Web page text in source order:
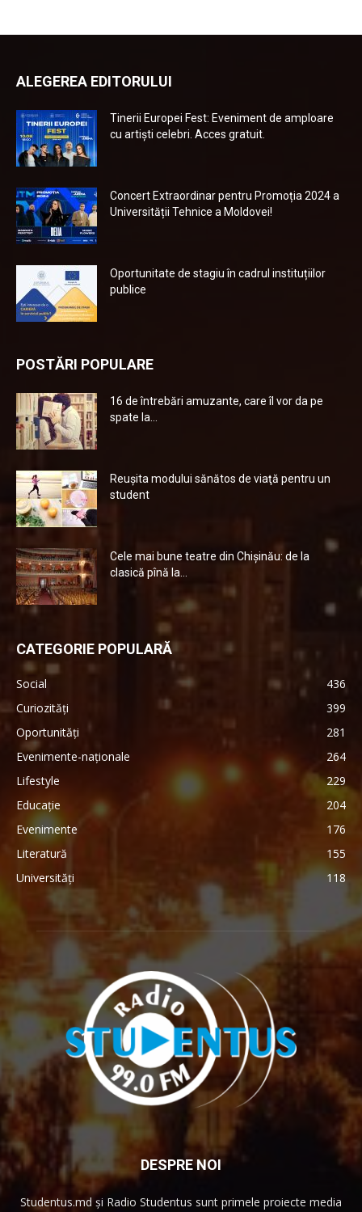
ALEGEREA EDITORULUI
Tinerii Europei Fest: Eveniment de amploare
cu artiști celebri. Acces gratuit.
Concert Extraordinar pentru Promoția 2024 a
Universității Tehnice a Moldovei!
Oportunitate de stagiu în cadrul instituțiilor
publice
POSTĂRI POPULARE
16 de întrebări amuzante, care îl vor da pe
spate la...
Reuşita modului sănătos de viaţă pentru un
student
Cele mai bune teatre din Chişinău: de la
clasică pînă la...
CATEGORIE POPULARĂ
Social
436
Curiozități
399
Oportunități
281
Evenimente-naționale
264
Lifestyle
229
Educație
204
Evenimente
176
Literatură
155
Universități
118
DESPRE NOI
Studentus.md și Radio Studentus sunt primele proiecte media